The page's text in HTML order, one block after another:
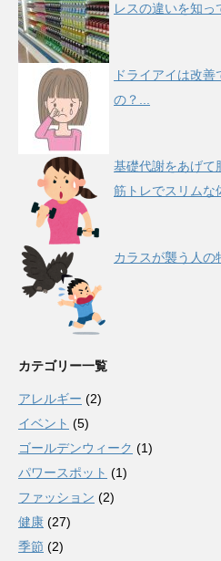
レスの違いを知っ
ドライアイは改
の？...
基礎代謝をあげて
筋トレでスリムな
カラスが襲う人の
カテゴリー一覧
アレルギー (2)
イベント (5)
ゴールデンウィーク (1)
パワースポット (1)
ファッション (2)
健康 (27)
季節 (2)